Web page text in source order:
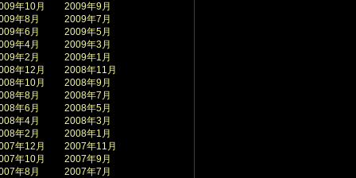
年10月
2009年9月
年8月
2009年7月
年6月
2009年5月
年4月
2009年3月
年2月
2009年1月
年12月
2008年11月
年10月
2008年9月
年8月
2008年7月
年6月
2008年5月
年4月
2008年3月
年2月
2008年1月
年12月
2007年11月
年10月
2007年9月
年8月
2007年7月